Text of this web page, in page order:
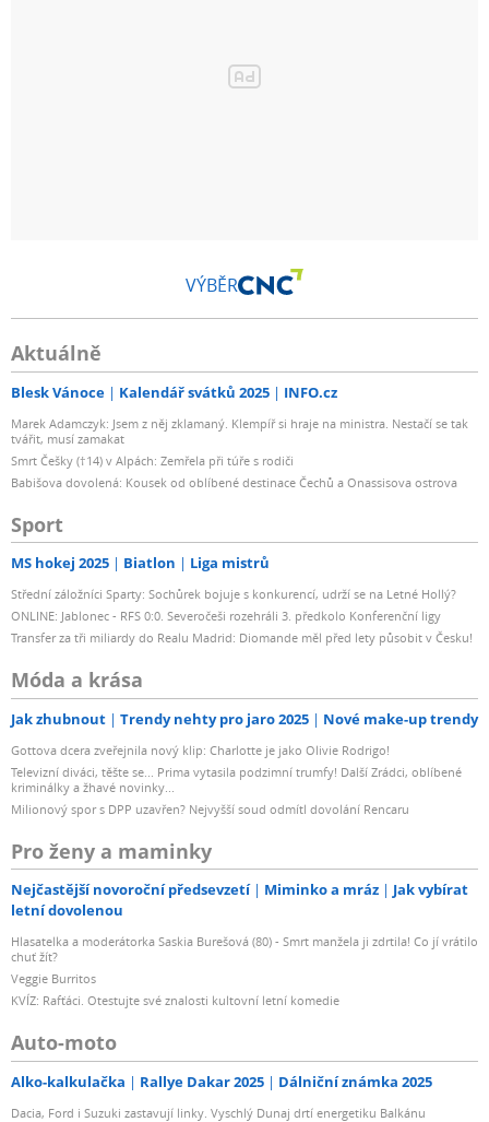
VÝBĚR
Aktuálně
Blesk Vánoce Kalendář svátků 2025 INFO.cz
Marek Adamczyk: Jsem z něj zklamaný. Klempíř si hraje na ministra. Nestačí se tak
tvářit, musí zamakat
Smrt Češky (†14) v Alpách: Zemřela při túře s rodiči
Babišova dovolená: Kousek od oblíbené destinace Čechů a Onassisova ostrova
Sport
MS hokej 2025 Biatlon Liga mistrů
Střední záložníci Sparty: Sochůrek bojuje s konkurencí, udrží se na Letné Hollý?
ONLINE: Jablonec - RFS 0:0. Severočeši rozehráli 3. předkolo Konferenční ligy
Transfer za tři miliardy do Realu Madrid: Diomande měl před lety působit v Česku!
Móda a krása
Jak zhubnout Trendy nehty pro jaro 2025 Nové make-up trendy
Gottova dcera zveřejnila nový klip: Charlotte je jako Olivie Rodrigo!
Televizní diváci, těšte se... Prima vytasila podzimní trumfy! Další Zrádci, oblíbené
kriminálky a žhavé novinky...
Milionový spor s DPP uzavřen? Nejvyšší soud odmítl dovolání Rencaru
Pro ženy a maminky
Nejčastější novoroční předsevzetí Miminko a mráz
Jak vybírat
letní dovolenou
Hlasatelka a moderátorka Saskia Burešová (80) - Smrt manžela ji zdrtila! Co jí vrátilo
chuť žít?
Veggie Burritos
KVÍZ: Rafťáci. Otestujte své znalosti kultovní letní komedie
Auto-moto
Alko-kalkulačka Rallye Dakar 2025 Dálniční známka 2025
Dacia, Ford i Suzuki zastavují linky. Vyschlý Dunaj drtí energetiku Balkánu